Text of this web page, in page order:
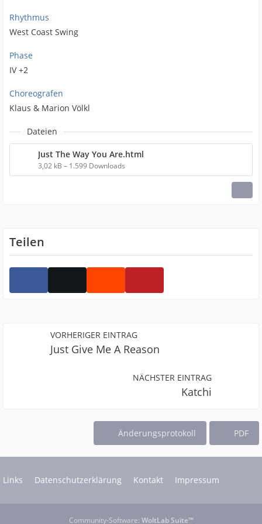
Rhythmus
West Coast Swing
Phase
IV +2
Choreografen
Klaus & Marion Völkl
Dateien
Just The Way You Are.html
3,02 kB – 1.599 Downloads
Teilen
VORHERIGER EINTRAG
Just Give Me A Reason
NÄCHSTER EINTRAG
Katchi
Änderungsprotokoll PDF
Links Datenschutzerklärung Kontakt Impressum
Community-Software: WoltLab Suite™